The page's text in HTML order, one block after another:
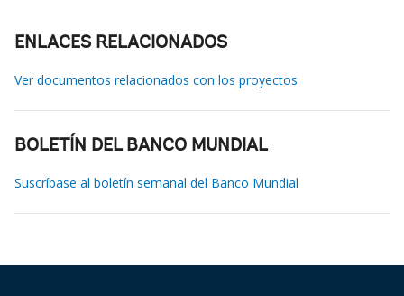
ENLACES RELACIONADOS
Ver documentos relacionados con los proyectos
BOLETÍN DEL BANCO MUNDIAL
Suscríbase al boletín semanal del Banco Mundial